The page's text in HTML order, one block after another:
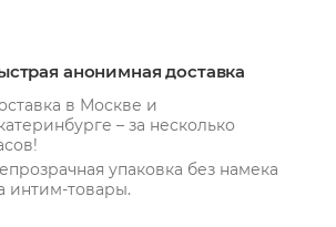
анонимная доставка
в Москве и
– за несколько
упаковка без намека
интим-товары.